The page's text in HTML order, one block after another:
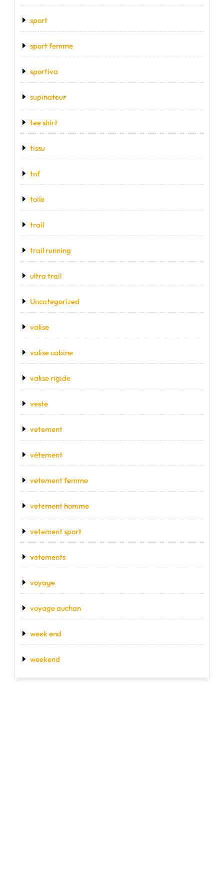
sport
sport femme
sportiva
supinateur
tee shirt
tissu
tnf
toile
trail
trail running
ultra trail
Uncategorized
valise
valise cabine
valise rigide
veste
vetement
vétement
vetement femme
vetement homme
vetement sport
vetements
voyage
voyage auchan
week end
weekend